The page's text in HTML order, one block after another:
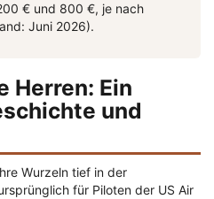
€ und 800 €, je nach
Juni 2026).
Herren: Ein
und
Wurzeln tief in der
für Piloten der US Air